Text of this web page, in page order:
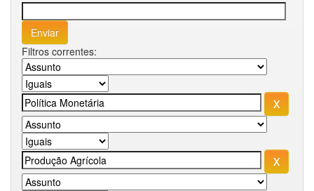
Filtros correntes: